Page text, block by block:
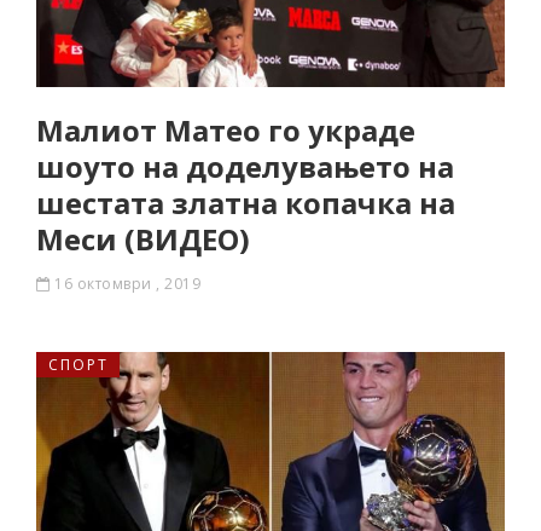
Малиот Матео го украде
шоуто на доделувањето на
шестата златна копачка на
Меси (ВИДЕО)
16 октомври , 2019
СПОРТ